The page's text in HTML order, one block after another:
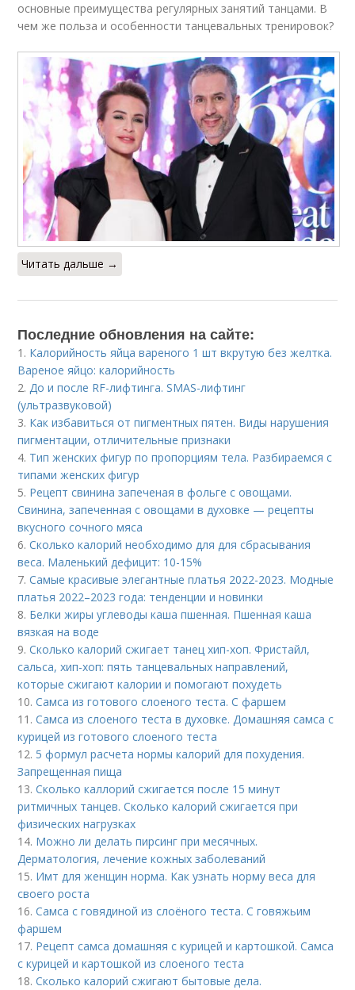
основные преимущества регулярных занятий танцами. В
чем же польза и особенности танцевальных тренировок?
Читать дальше →
Последние обновления на сайте:
1. Калорийность яйца вареного 1 шт вкрутую без желтка.
Вареное яйцо: калорийность
2.До и после RF-лифтинга. SMAS-лифтинг
(ультразвуковой)
3. Как избавиться от пигментных пятен. Виды нарушения
пигментации, отличительные признаки
4. Тип женских фигур по пропорциям тела. Разбираемся с
типами женских фигур
5. Рецепт свинина запеченая в фольге с овощами.
Свинина, запеченная с овощами в духовке — рецепты
вкусного сочного мяса
6.Сколько калорий необходимо для для сбрасывания
веса. Маленький дефицит: 10-15%
7.Самые красивые элегантные платья 2022-2023. Модные
платья 2022–2023 года: тенденции и новинки
8. Белки жиры углеводы каша пшенная. Пшенная каша
вязкая на воде
9.Сколько калорий сжигает танец хип-хоп. Фристайл,
сальса, хип-хоп: пять танцевальных направлений,
которые сжигают калории и помогают похудеть
10.Самса из готового слоеного теста. С фаршем
11.Самса из слоеного теста в духовке. Домашняя самса с
курицей из готового слоеного теста
12. 5 формул расчета нормы калорий для похудения.
Запрещенная пища
13.Сколько каллорий сжигается после 15 минут
ритмичных танцев. Сколько калорий сжигается при
физических нагрузках
14. Можно ли делать пирсинг при месячных.
Дерматология, лечение кожных заболеваний
15. Имт для женщин норма. Как узнать норму веса для
своего роста
16.Самса с говядиной из слоёного теста. С говяжьим
фаршем
17. Рецепт самса домашняя с курицей и картошкой. Самса
с курицей и картошкой из слоеного теста
18.Сколько калорий сжигают бытовые дела.